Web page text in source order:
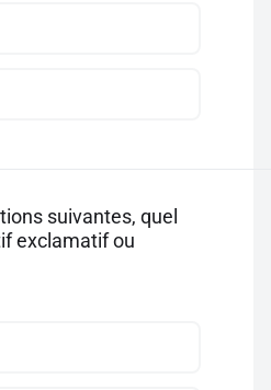
suivantes, quel
exclamatif ou